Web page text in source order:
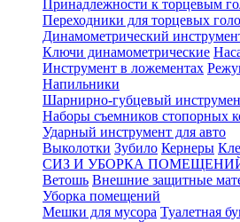
Принадлежности к торцевым
Переходники для торцевых
Динамометрический
Ключи динамометрические
Инструмент в ложементах
Напильники
Шарнирно-губцевый
Наборы съемников стопорных
Ударный инструмент для авто
Выколотки Зубило Кернеры
СИЗ И УБОРКА ПОМЕЩЕНИЙ/
Ветошь Внешние защитные
Уборка помещений
Мешки для мусора Туалетная